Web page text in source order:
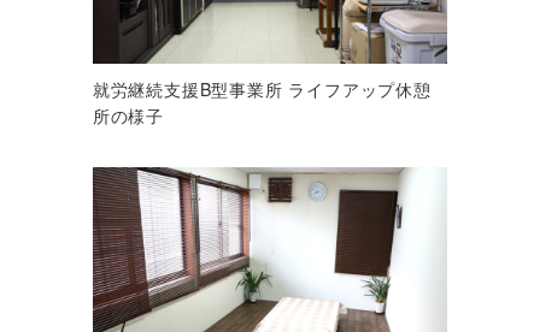
就労継続支援B型事業所 ライフアップ休憩
所の様子